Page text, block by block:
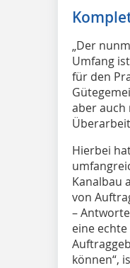
„Der
Umfang
für den
aber auch
Hierbei
Kanalbau
von
–
eine
können“,